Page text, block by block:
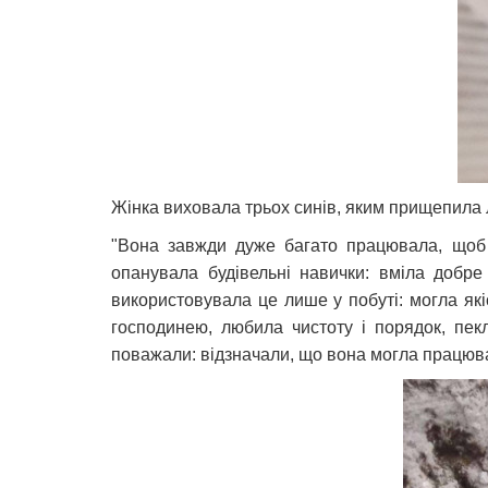
Жінка виховала трьох синів, яким прищепила
"Вона завжди дуже багато працювала, щоб
опанувала будівельні навички: вміла
використовувала це лише у побуті: могла
господинею, любила чистоту і порядок,
поважали: відзначали, що вона могла